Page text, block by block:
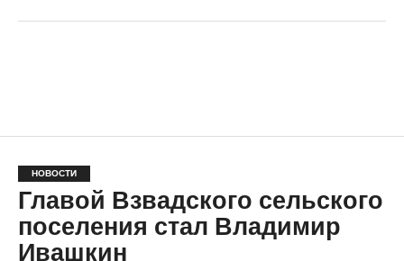
НОВОСТИ
Главой Взвадского сельского
поселения стал Владимир
Ивашкин